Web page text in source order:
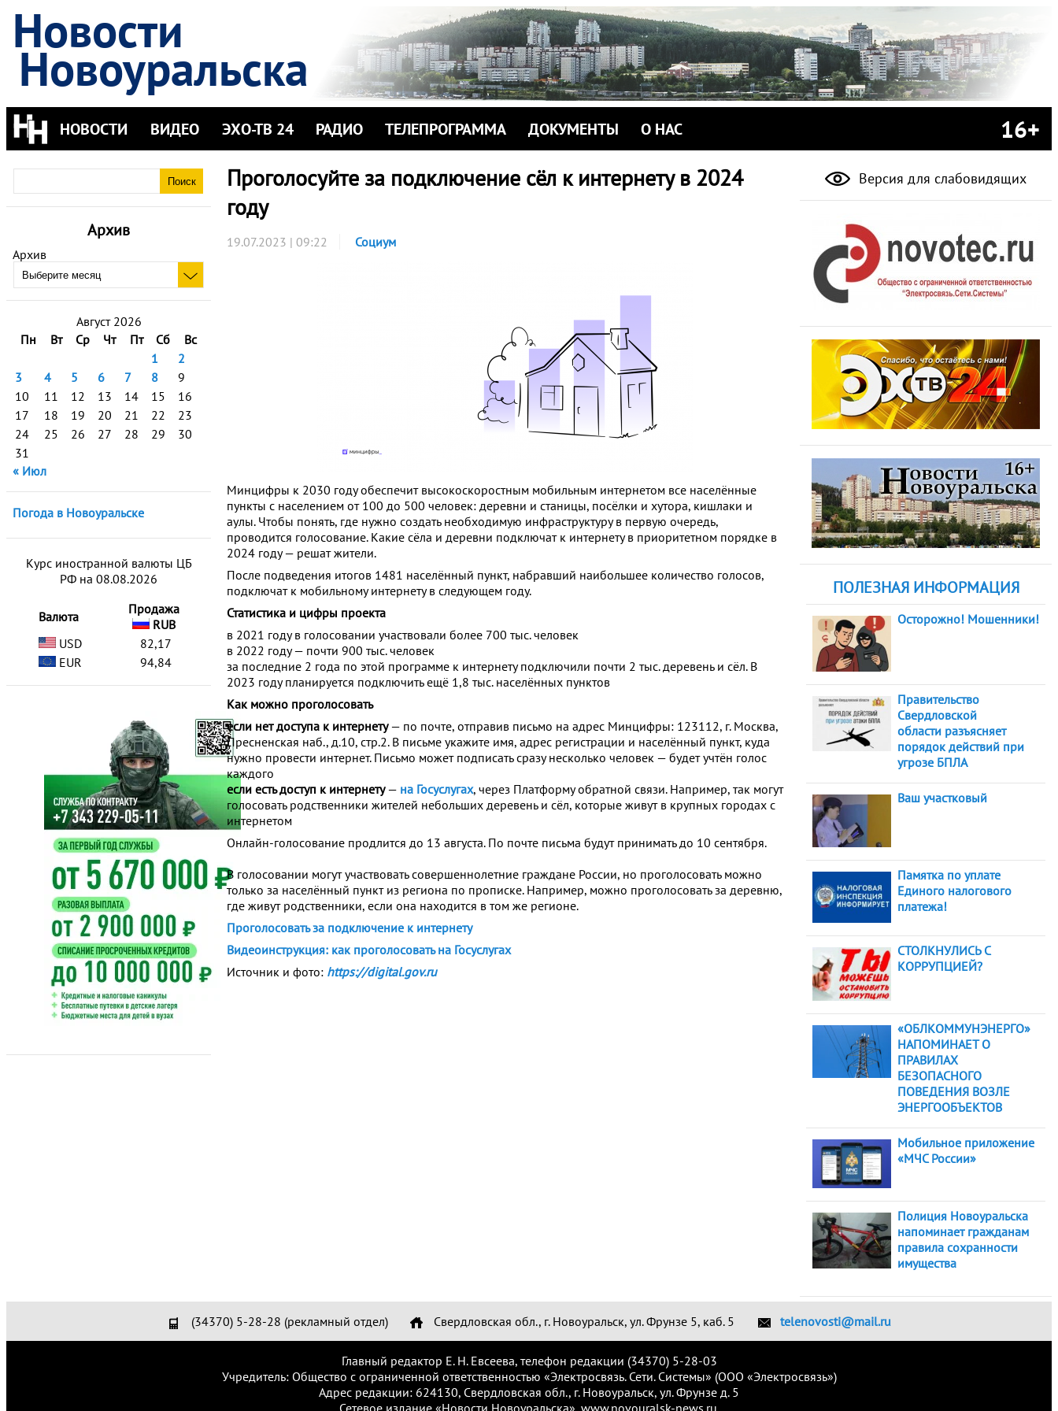
Новости
Новоуральска
НОВОСТИ ВИДЕО ЭХО-ТВ 24 РАДИО ТЕЛЕПРОГРАММА ДОКУМЕНТЫ О НАС 16+
Архив
Архив
Август 2026
Пн
Вт Ср Чт Пт Сб
Вс
1
2
3
4 5 6 7 8
9
10
11 12 13 14 15
16
17
18 19 20 21 22
23
24
25 26 27 28 29
30
31
« Июл
Погода в Новоуральске
Курс иностранной валюты ЦБ
РФ на 08.08.2026
Валюта
Продажа
RUB
USD
82,17
EUR
94,84
Проголосуйте за подключение сёл к интернету в 2024
году
19.07.2023 | 09:22 Социум
Минцифры к 2030 году обеспечит высокоскоростным мобильным интернетом все населённые
пункты с населением от 100 до 500 человек: деревни и станицы, посёлки и хутора, кишлаки и
аулы. Чтобы понять, где нужно создать необходимую инфраструктуру в первую очередь,
проводится голосование. Какие сёла и деревни подключат к интернету в приоритетном порядке в
2024 году — решат жители.
После подведения итогов 1481 населённый пункт, набравший наибольшее количество голосов,
подключат к мобильному интернету в следующем году.
Статистика и цифры проекта
в 2021 году в голосовании участвовали более 700 тыс. человек
в 2022 году — почти 900 тыс. человек
за последние 2 года по этой программе к интернету подключили почти 2 тыс. деревень и сёл. В
2023 году планируется подключить ещё 1,8 тыс. населённых пунктов
Как можно проголосовать
если нет доступа к интернету— по почте, отправив письмо на адрес Минцифры: 123112, г. Москва,
Пресненская наб., д.10, стр.2. В письме укажите имя, адрес регистрации и населённый пункт, куда
нужно провести интернет. Письмо может подписать сразу несколько человек — будет учтён голос
каждого
если есть доступ к интернету— на Госуслугах, через Платформу обратной связи. Например, так могут
голосовать родственники жителей небольших деревень и сёл, которые живут в крупных городах с
интернетом
Онлайн-голосование продлится до 13 августа. По почте письма будут принимать до 10 сентября.
В голосовании могут участвовать совершеннолетние граждане России, но проголосовать можно
только за населённый пункт из региона по прописке. Например, можно проголосовать за деревню,
где живут родственники, если она находится в том же регионе.
Проголосовать за подключение к интернету
Видеоинструкция: как проголосовать на Госуслугах
Источник и фото: https://digital.gov.ru
Версия для слабовидящих
ПОЛЕЗНАЯ ИНФОРМАЦИЯ
Осторожно! Мошенники!
Правительство
Свердловской
области разъясняет
порядок действий при
угрозе БПЛА
Ваш участковый
Памятка по уплате
Единого налогового
платежа!
СТОЛКНУЛИСЬ С
КОРРУПЦИЕЙ?
«ОБЛКОММУНЭНЕРГО»
НАПОМИНАЕТ О
ПРАВИЛАХ
БЕЗОПАСНОГО
ПОВЕДЕНИЯ ВОЗЛЕ
ЭНЕРГООБЪЕКТОВ
Мобильное приложение
«МЧС России»
Полиция Новоуральска
напоминает гражданам
правила сохранности
имущества
(34370) 5-28-28 (рекламный отдел) Свердловская обл., г. Новоуральск, ул. Фрунзе 5, каб. 5 telenovosti@mail.ru
Главный редактор Е. Н. Евсеева, телефон редакции (34370) 5-28-03
Учредитель: Общество с ограниченной ответственностью «Электросвязь. Сети. Системы» (ООО «Электросвязь»)
Адрес редакции: 624130, Свердловская обл., г. Новоуральск, ул. Фрунзе д. 5